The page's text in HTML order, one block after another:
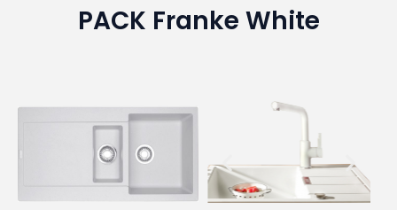
PACK Franke White